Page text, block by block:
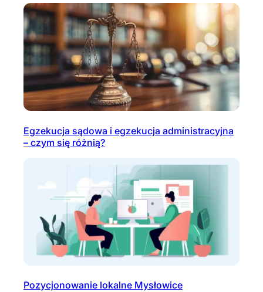
Egzekucja sądowa i egzekucja administracyjna
– czym się różnią?
Pozycjonowanie lokalne Mysłowice